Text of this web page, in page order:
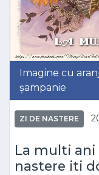
Imagine cu
șampanie
ZI DE NASTERE
La multi ani
nastere iti